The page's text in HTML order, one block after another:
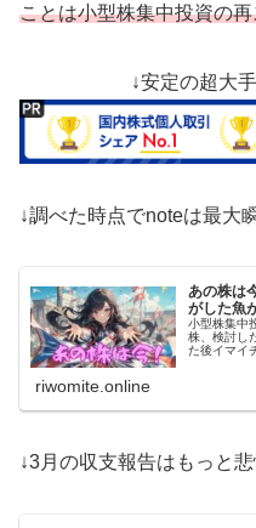
ことは小型株集中投資の
↓安定の超大
↓調べた時点でnoteは最大
あの株は
がした魚
小型株集中
株、検討し
た後イマイ
riwomite.online
↓3月の収支報告はもっと悲